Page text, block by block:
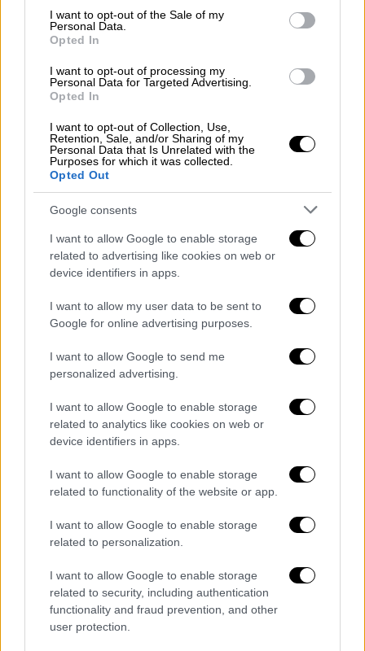
consent section.
I want to opt-out of the Sale of my
Personal Data.
Opted In
I want to opt-out of processing my
Personal Data for Targeted Advertising.
Opted In
I want to opt-out of Collection, Use,
Retention, Sale, and/or Sharing of my
Personal Data that Is Unrelated with the
Purposes for which it was collected.
Opted Out
Google consents
I want to allow Google to enable storage
related to advertising like cookies on web or
device identifiers in apps.
I want to allow my user data to be sent to
Google for online advertising purposes.
I want to allow Google to send me
personalized advertising.
I want to allow Google to enable storage
related to analytics like cookies on web or
device identifiers in apps.
I want to allow Google to enable storage
related to functionality of the website or app.
I want to allow Google to enable storage
related to personalization.
I want to allow Google to enable storage
related to security, including authentication
functionality and fraud prevention, and other
user protection.
κληρικό Ρίτσαρντ Χιτζ, δάσκαλο της
οικογένειας ευγενών στο Ντέρμπισαϊρ. Ο δρ
Γουέιντ κατέληξε στο συμπέρασμα ότι ο Χιτζ
αντέγραψε το κείμενο ενός άγνωστου
στα σύνορα Ντέρμπισαϊρ-Νότινχαμσαϊρ το
1480.
Καθ' όλη τη διάρκεια του Μεσαίωνα, οι
μενεστρέλοι ταξίδευαν σε εκθέσεις,
ταβέρνες και μεγάλες αίθουσες για να
διασκεδάσουν τους ανθρώπους με
τραγούδια και ιστορίες. Οι φανταστικοί
μεσαιωνική λογοτεχνία, αλλά οι αναφορές σε
πραγματικούς ερμηνευτές είναι σπάνιες και
φευγαλέες, όπως σημείωσε ο καθηγητής.
επιφοίτησης»όταν παρατήρησε ότι ο
αντιγραφέας είχε γράψει «Από εμένα, τον
Ρίτσαρντ Χιτζ, γιατί ήμουν σε εκείνο το
γλέντι και δεν ήπια». «Ήταν μία
συναρπαστική επίδειξη χιούμορ και είναι
σπάνιο μεσαιωνικοί αντιγραφείς να
μοιράζονται τόσο μεγάλο μέρος του
stand-up κωμωδίαανέκαθεν
περιελάμβανε ρίσκα και αυτά τα κείμενα
είναι ριψοκίνδυνα, κοροϊδεύουν τους πάντες